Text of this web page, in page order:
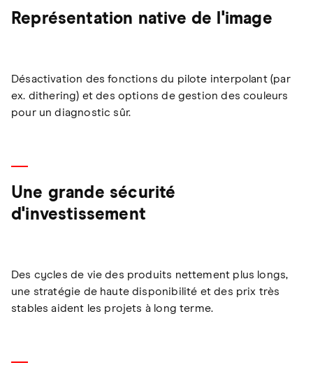
Représentation native de l'image
Désactivation des fonctions du pilote interpolant (par
ex. dithering) et des options de gestion des couleurs
pour un diagnostic sûr.
Une grande sécurité
d'investissement
Des cycles de vie des produits nettement plus longs,
une stratégie de haute disponibilité et des prix très
stables aident les projets à long terme.